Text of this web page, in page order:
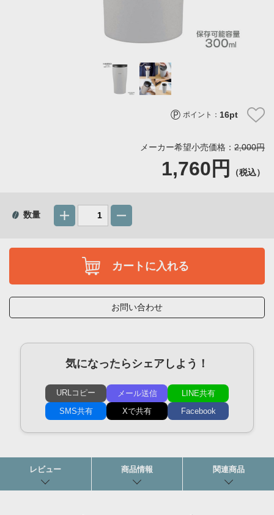
ポイント： 16pt
メーカー希望小売価格：2,000円
1,760円 （税込）
数量
カートに入れる
お問い合わせ
気になったらシェアしよう！
URLコピー メール送信
LINE共有
SMS共有
Xで共有 Facebook
レビュー 商品情報 関連商品